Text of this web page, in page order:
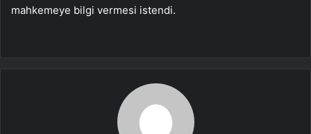
mahkemeye bilgi vermesi istendi.